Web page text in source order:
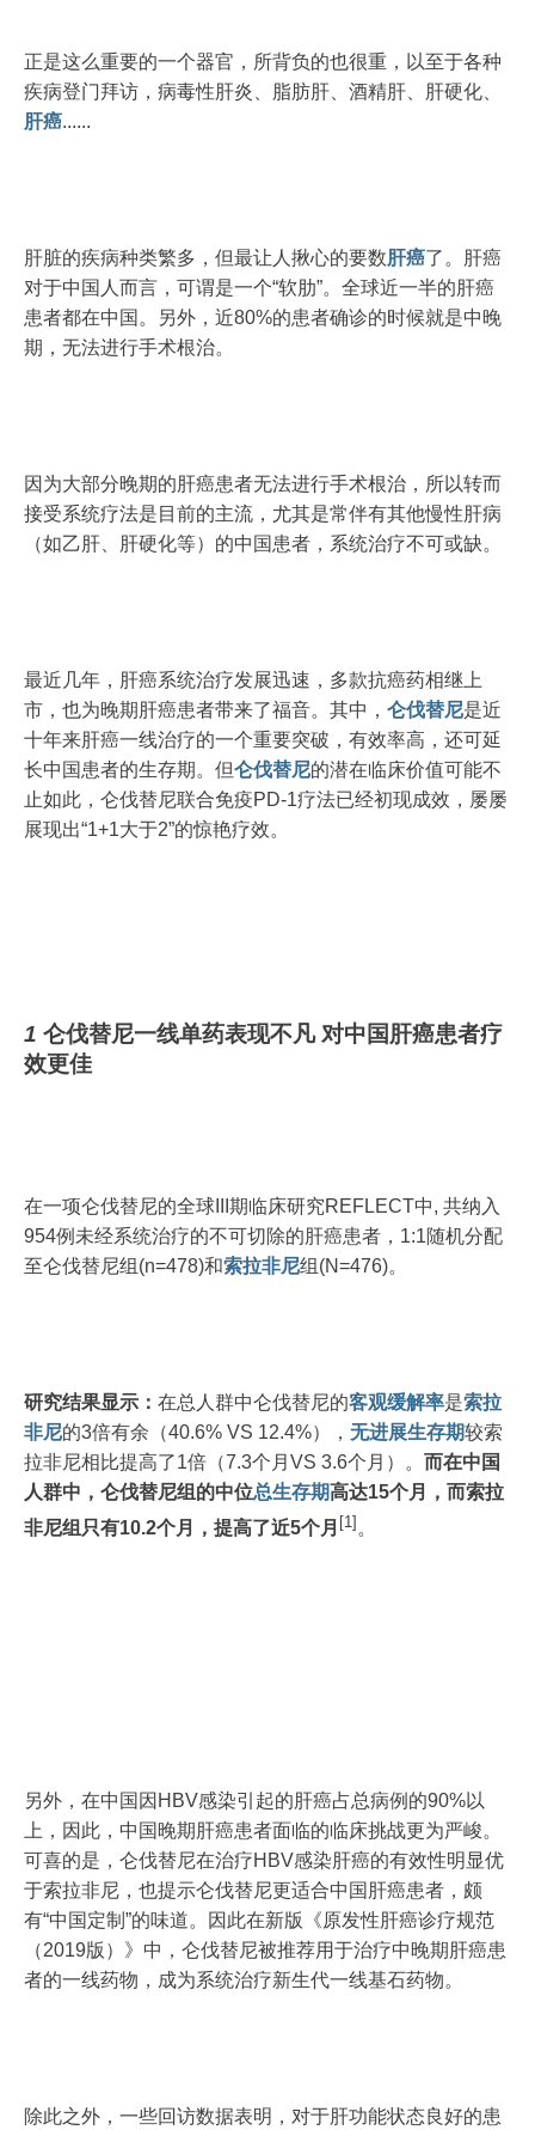
正是这么重要的一个器官，所背负的也很重，以至于各种
疾病登门拜访，病毒性肝炎、脂肪肝、酒精肝、肝硬化、
肝癌......
肝脏的疾病种类繁多，但最让人揪心的要数肝癌了。肝癌
对于中国人而言，可谓是一个“软肋”。全球近一半的肝癌
患者都在中国。另外，近80%的患者确诊的时候就是中晚
期，无法进行手术根治。
因为大部分晚期的肝癌患者无法进行手术根治，所以转而
接受系统疗法是目前的主流，尤其是常伴有其他慢性肝病
（如乙肝、肝硬化等）的中国患者，系统治疗不可或缺。
最近几年，肝癌系统治疗发展迅速，多款抗癌药相继上
市，也为晚期肝癌患者带来了福音。其中， 仑伐替尼是近
十年来肝癌一线治疗的一个重要突破，有效率高，还可延
长中国患者的生存期。但仑伐替尼的潜在临床价值可能不
止如此，仑伐替尼联合免疫PD-1疗法已经初现成效，屡屡
展现出“1+1大于2”的惊艳疗效。
1 仑伐替尼一线单药表现不凡 对中国肝癌患者疗
效更佳
在一项仑伐替尼的全球III期临床研究REFLECT中, 共纳入
954例未经系统治疗的不可切除的肝癌患者，1:1随机分配
至仑伐替尼组(n=478)和索拉非尼组(N=476)。
研究结果显示： 在总人群中仑伐替尼的客观缓解率是索拉
非尼的3倍有余（40.6% VS 12.4%）， 无进展生存期较索
拉非尼相比提高了1倍（7.3个月VS 3.6个月）。 而在中国
人群中，仑伐替尼组的中位总生存期高达15个月，而索拉
非尼组只有10.2个月，提高了近5个月 [1] 。
另外，在中国因HBV感染引起的肝癌占总病例的90%以
上，因此，中国晚期肝癌患者面临的临床挑战更为严峻。
可喜的是，仑伐替尼在治疗HBV感染肝癌的有效性明显优
于索拉非尼，也提示仑伐替尼更适合中国肝癌患者，颇
有“中国定制”的味道。因此在新版《原发性肝癌诊疗规范
（2019版）》中，仑伐替尼被推荐用于治疗中晚期肝癌患
者的一线药物，成为系统治疗新生代一线基石药物。
除此之外，一些回访数据表明，对于肝功能状态良好的患